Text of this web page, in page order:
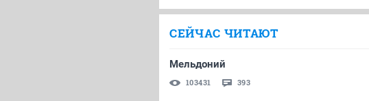
СЕЙЧАС ЧИТАЮТ
Мельдоний
103431 393